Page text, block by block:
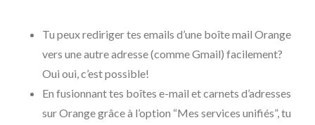
Tu peux rediriger tes emails d’une boîte mail Orange
vers une autre adresse (comme Gmail) facilement?
Oui oui, c’est possible!
En fusionnant tes boîtes e-mail et carnets d’adresses
sur Orange grâce à l’option “Mes services unifiés”, tu